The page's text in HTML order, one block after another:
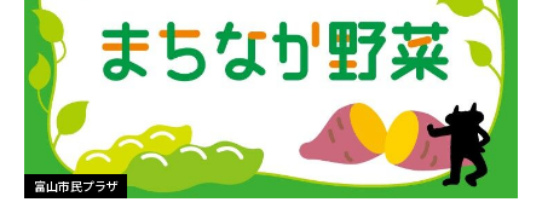
富山市民プラザ